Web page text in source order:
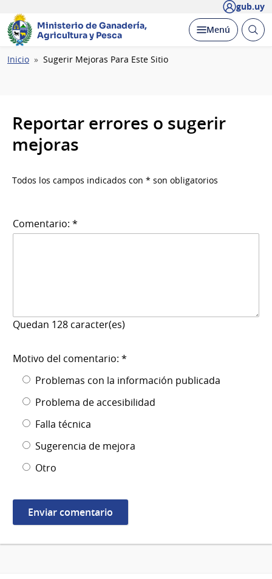
gub.uy
Ministerio de Ganadería,
Agricultura y Pesca
Desplegar
Menú Abrir
Ruta
Inicio Sugerir Mejoras Para Este Sitio
Reportar errores o sugerir
mejoras
Todos los campos indicados con * son obligatorios
Comentario: *
Quedan 128 caracter(es)
Motivo del comentario: *
Problemas con la información publicada
Problema de accesibilidad
Falla técnica
Sugerencia de mejora
Otro